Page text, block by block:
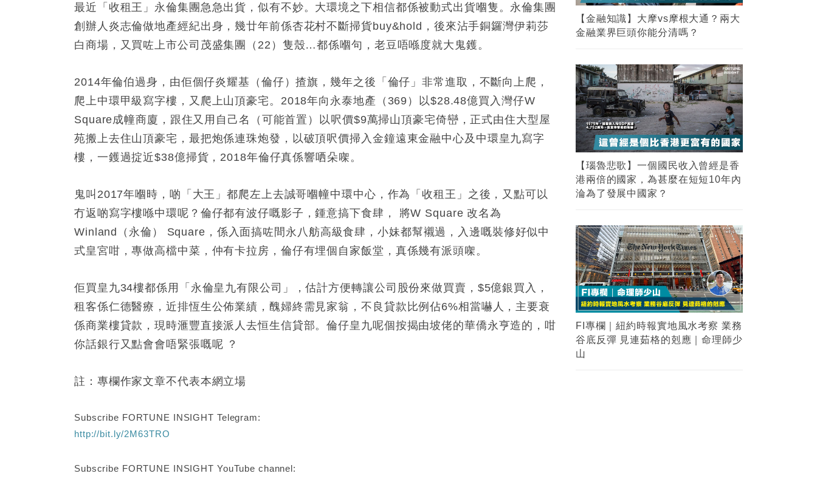
最近「收租王」永倫集團急急出貨，似有不妙。大環境之下相信都係被動式出貨嗰隻。永倫集團
創辦人炎志倫做地產經紀出身，幾廿年前係杏花村不斷掃貨buy&hold，後來沾手銅鑼灣伊莉莎
白商場，又買咗上市公司茂盛集團（22）隻殼…都係嗰句，老豆唔喺度就大鬼鑊。
2014年倫伯過身，由佢個仔炎耀基（倫仔）揸旗，幾年之後「倫仔」非常進取，不斷向上爬，
爬上中環甲級寫字樓，又爬上山頂豪宅。2018年向永泰地產（369）以$28.48億買入灣仔W
Square成幢商廈，跟住又用自己名（可能首置）以呎價$9萬掃山頂豪宅倚巒，正式由住大型屋
苑搬上去住山頂豪宅，最把炮係連珠炮發，以破頂呎價掃入金鐘遠東金融中心及中環皇九寫字
樓，一鑊過掟近$38億掃貨，2018年倫仔真係響哂朵㗎。
鬼叫2017年嗰時，啲「大王」都爬左上去誠哥嗰幢中環中心，作為「收租王」之後，又點可以
冇返啲寫字樓喺中環呢？倫仔都有波仔嘅影子，鍾意搞下食肆， 將W Square 改名為
Winland（永倫） Square，係入面搞咗間永八舫高級食肆，小妹都幫襯過，入邊嘅裝修好似中
式皇宮咁，專做高檔中菜，仲有卡拉房，倫仔有埋個自家飯堂，真係幾有派頭㗎。
佢買皇九34樓都係用「永倫皇九有限公司」，估計方便轉讓公司股份來做買賣，$5億銀買入，
租客係仁德醫療，近排恆生公佈業績，醜婦終需見家翁，不良貸款比例佔6%相當嚇人，主要衰
係商業樓貸款，現時滙豐直接派人去恒生信貸部。倫仔皇九呢個按揭由坡佬的華僑永亨造的，咁
你話銀行又點會會唔緊張嘅呢 ？
註：專欄作家文章不代表本網立場
Subscribe FORTUNE INSIGHT Telegram:
http://bit.ly/2M63TRO
Subscribe FORTUNE INSIGHT YouTube channel:
【金融知識】大摩vs摩根大通？兩大
金融業界巨頭你能分清嗎？
【瑙魯悲歌】一個國民收入曾經是香
港兩倍的國家，為甚麼在短短10年內
淪為了發展中國家？
FI專欄｜紐約時報實地風水考察 業務
谷底反彈 見連茹格的剋應｜命理師少
山